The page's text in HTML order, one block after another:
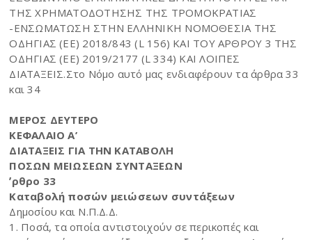
ΤΗΣ ΧΡΗΜΑΤΟΔΟΤΗΣΗΣ ΤΗΣ ΤΡΟΜΟΚΡΑΤΙΑΣ
-ΕΝΣΩΜΑΤΩΣΗ ΣΤΗΝ ΕΛΛΗΝΙΚΗ ΝΟΜΟΘΕΣΙΑ ΤΗΣ
ΟΔΗΓΙΑΣ (ΕΕ) 2018/843 (L 156) ΚΑΙ ΤΟΥ ΑΡΘΡΟΥ 3 ΤΗΣ
ΟΔΗΓΙΑΣ (ΕΕ) 2019/2177 (L 334) ΚΑΙ ΛΟΙΠΕΣ
ΔΙΑΤΑΞΕΙΣ.Στο Νόμο αυτό μας ενδιαφέρουν τα άρθρα 33
και 34
ΜΕΡΟΣ ΔΕΥΤΕΡΟ
ΚΕΦΑΛΑΙΟ Α’
ΔΙΑΤΑΞΕΙΣ ΓΙΑ ΤΗΝ ΚΑΤΑΒΟΛΗ
ΠΟΣΩΝ ΜΕΙΩΣΕΩΝ ΣΥΝΤΑΞΕΩΝ
ʼρθρο 33
Καταβολή ποσών μειώσεων συντάξεων
Δημοσίου και Ν.Π.Δ.Δ.
1. Ποσά, τα οποία αντιστοιχούν σε περικοπές και